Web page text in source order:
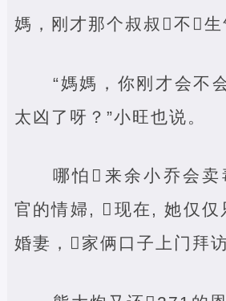
媽，刚才那个叔叔‌不‌生
“媽媽，你刚才会不
太凶了呀？”小旺也说。
哪怕‌来余小乔会
官的情婦, ‌现在, 她仅仅
婚妻，‌家俩口子上门拜